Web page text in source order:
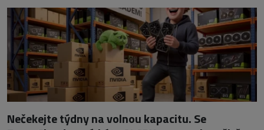
Nečekejte týdny na volnou kapacitu. Se